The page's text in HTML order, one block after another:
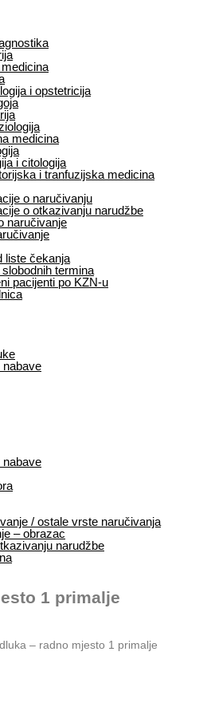
i opstetricija
medicina
i citologija
i tranfuzijska medicina
o naručivanju
o otkazivanju narudžbe
naručivanje
liste čekanja
termina
pacijenti po KZN-u
nabave
nabave
/ ostale vrste naručivanja
– obrazac
narudžbe
1 primalje
– radno mjesto 1 primalje